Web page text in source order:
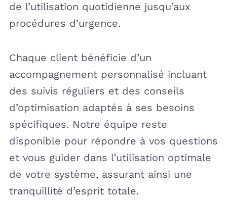
de l’utilisation quotidienne jusqu’aux
procédures d’urgence.
Chaque client bénéficie d’un
accompagnement personnalisé incluant
des suivis réguliers et des conseils
d’optimisation adaptés à ses besoins
spécifiques. Notre équipe reste
disponible pour répondre à vos questions
et vous guider dans l’utilisation optimale
de votre système, assurant ainsi une
tranquillité d’esprit totale.